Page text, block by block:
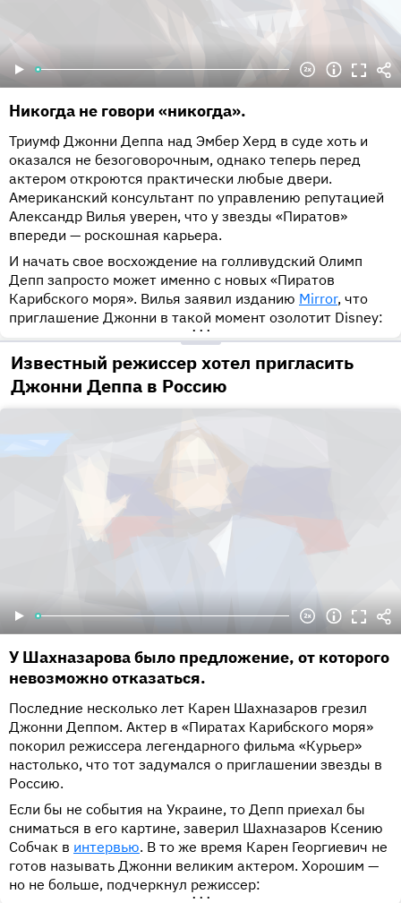
Никогда не говори «никогда».
Триумф Джонни Деппа над Эмбер Херд в суде хоть и
оказался не безоговорочным, однако теперь перед
актером откроются практически любые двери.
Американский консультант по управлению репутацией
Александр Вилья уверен, что у звезды «Пиратов»
впереди — роскошная карьера.
И начать свое восхождение на голливудский Олимп
Депп запросто может именно с новых «Пиратов
Карибского моря». Вилья заявил изданию Mirror, что
приглашение Джонни в такой момент озолотит Disney:
•••
Известный режиссер хотел пригласить
Джонни Деппа в Россию
У Шахназарова было предложение, от которого
невозможно отказаться.
Последние несколько лет Карен Шахназаров грезил
Джонни Деппом. Актер в «Пиратах Карибского моря»
покорил режиссера легендарного фильма «Курьер»
настолько, что тот задумался о приглашении звезды в
Россию.
Если бы не события на Украине, то Депп приехал бы
сниматься в его картине, заверил Шахназаров Ксению
Собчак в интервью. В то же время Карен Георгиевич не
готов называть Джонни великим актером. Хорошим —
но не больше, подчеркнул режиссер:
•••